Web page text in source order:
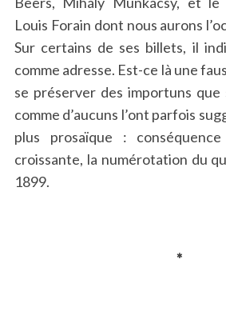
Louis Forain dont nous aurons
Sur certains de ses billets, il
comme adresse. Est-ce là une
se préserver des importuns
comme d’aucuns l’ont parfois
plus prosaïque :
croissante, la numérotation du
1899.
*